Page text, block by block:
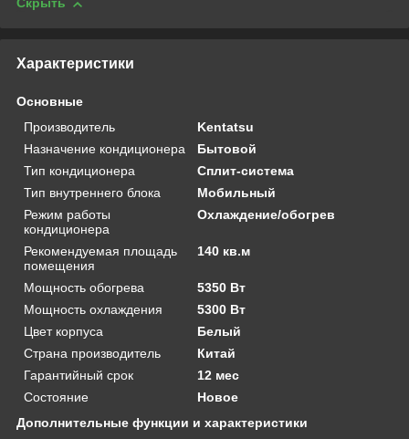
Скрыть
Характеристики
Основные
Производитель
Kentatsu
Назначение кондиционера
Бытовой
Тип кондиционера
Сплит-система
Тип внутреннего блока
Мобильный
Режим работы
кондиционера
Охлаждение/обогрев
Рекомендуемая площадь
помещения
140 кв.м
Мощность обогрева
5350 Вт
Мощность охлаждения
5300 Вт
Цвет корпуса
Белый
Страна производитель
Китай
Гарантийный срок
12 мес
Состояние
Новое
Дополнительные функции и характеристики